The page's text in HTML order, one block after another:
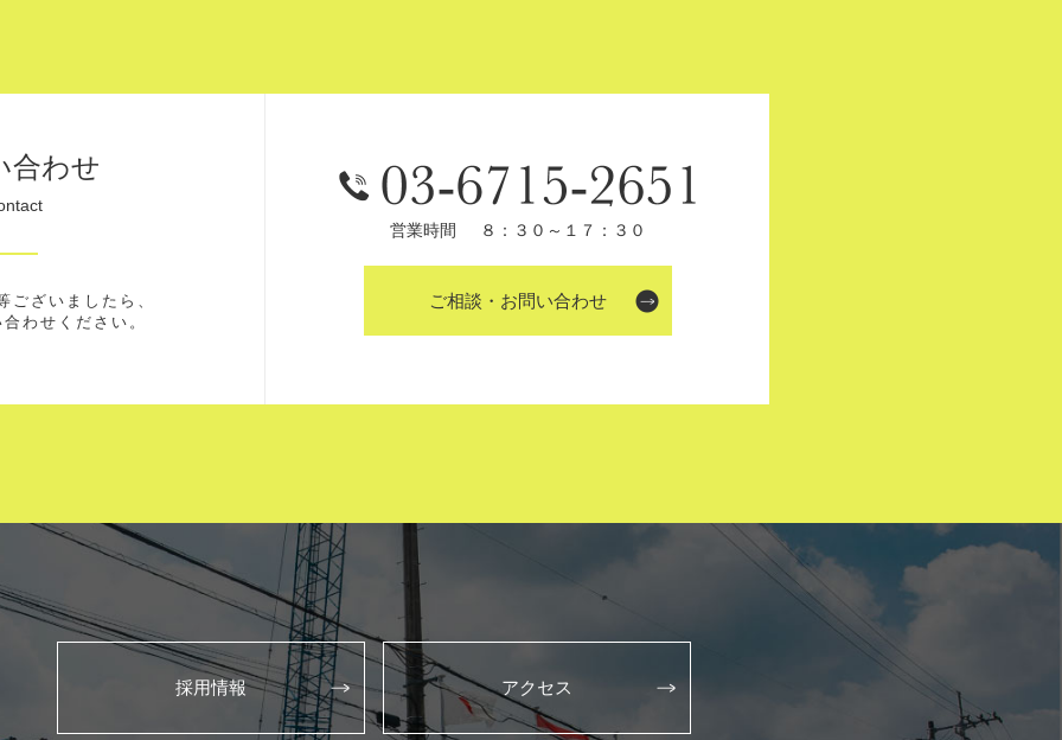
合わせ
ございましたら、
わせください。
営業時間 ８：３０～１７：３０
ご相談・お問い合わせ
採用情報 アクセス